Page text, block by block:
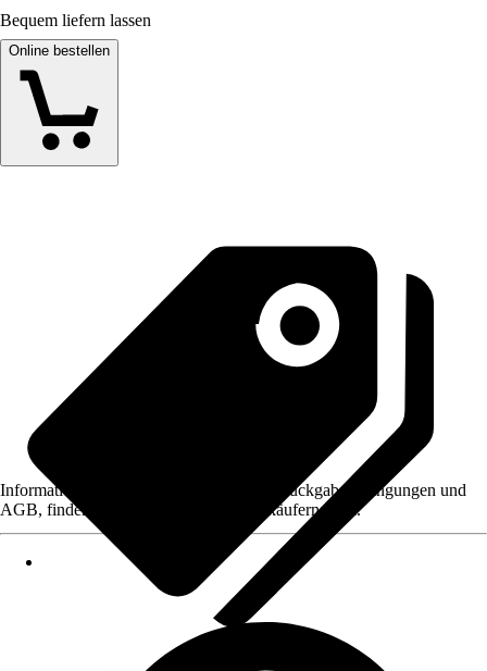
Bequem liefern lassen
Online bestellen
Informationen des Verkäufers, wie z. B. Rückgabebedingungen und
AGB, finden Sie bei Klick auf den Verkäufernamen.